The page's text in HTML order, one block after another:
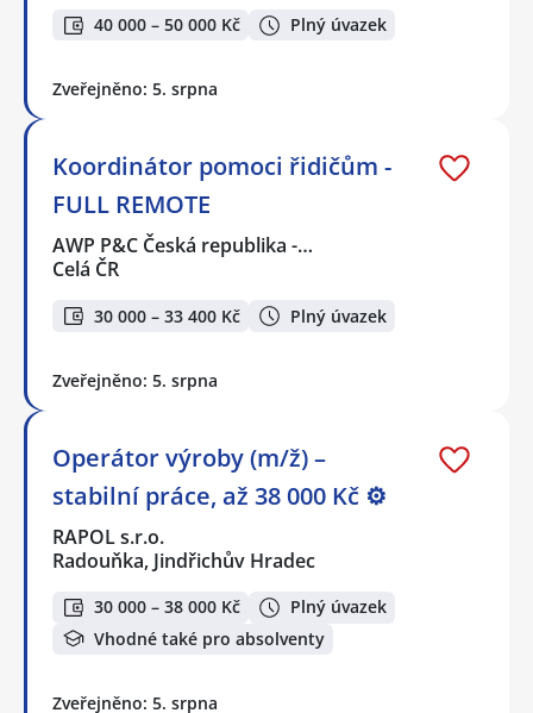
40 000 – 50 000 Kč Plný úvazek
Zveřejněno: 5. srpna
Koordinátor pomoci řidičům -
FULL REMOTE
AWP P&C Česká republika -…
Celá ČR
30 000 – 33 400 Kč Plný úvazek
Zveřejněno: 5. srpna
Operátor výroby (m/ž) –
stabilní práce, až 38 000 Kč ⚙️
RAPOL s.r.o.
Radouňka, Jindřichův Hradec
30 000 – 38 000 Kč
Plný úvazek
Vhodné také pro absolventy
Zveřejněno: 5. srpna